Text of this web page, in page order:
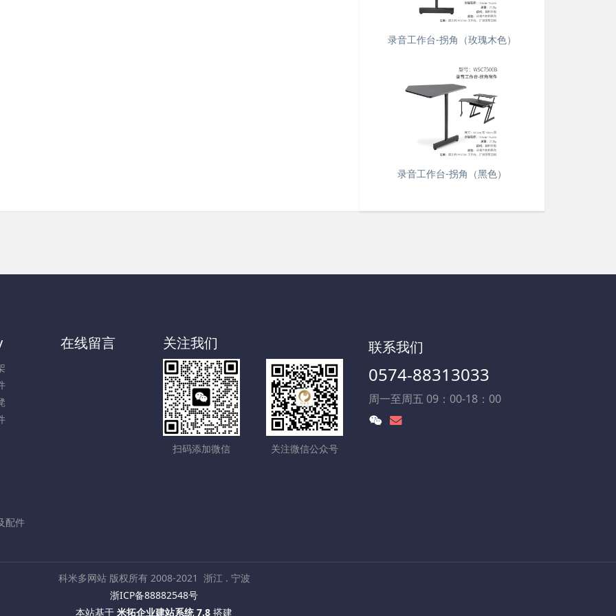
录音工作台-拐角（玫瑰木色）
录音工作台-拐角（黑色）
配件
在线留言 关注我们
扫码添加微信 关注微信公众号
联系我们
0574-88313033
周一至周五 09：00-18：00
科米多网站 版权所有 2008-2021 浙江 . 宁波
浙ICP备88882548号
本站基于 米拓企业建站系统 7.8 搭建